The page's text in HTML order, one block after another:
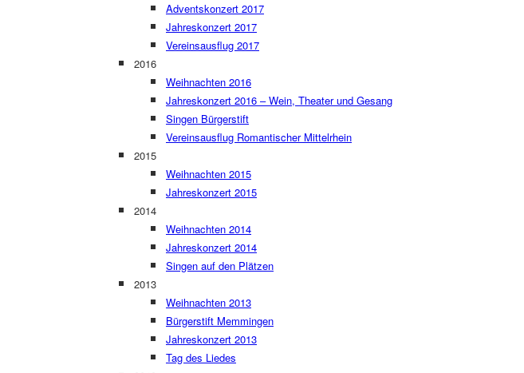
Adventskonzert 2017
Jahreskonzert 2017
Vereinsausflug 2017
2016
Weihnachten 2016
Jahreskonzert 2016 – Wein, Theater und Gesang
Singen Bürgerstift
Vereinsausflug Romantischer Mittelrhein
2015
Weihnachten 2015
Jahreskonzert 2015
2014
Weihnachten 2014
Jahreskonzert 2014
Singen auf den Plätzen
2013
Weihnachten 2013
Bürgerstift Memmingen
Jahreskonzert 2013
Tag des Liedes